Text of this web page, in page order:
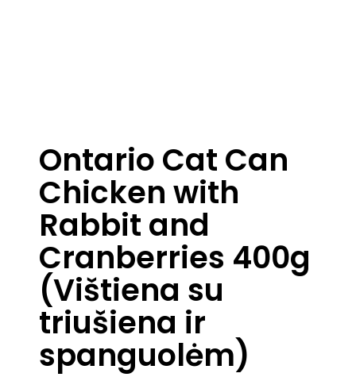
Ontario Cat Can
Chicken with
Rabbit and
Cranberries 400g
(Vištiena su
triušiena ir
spanguolėm)